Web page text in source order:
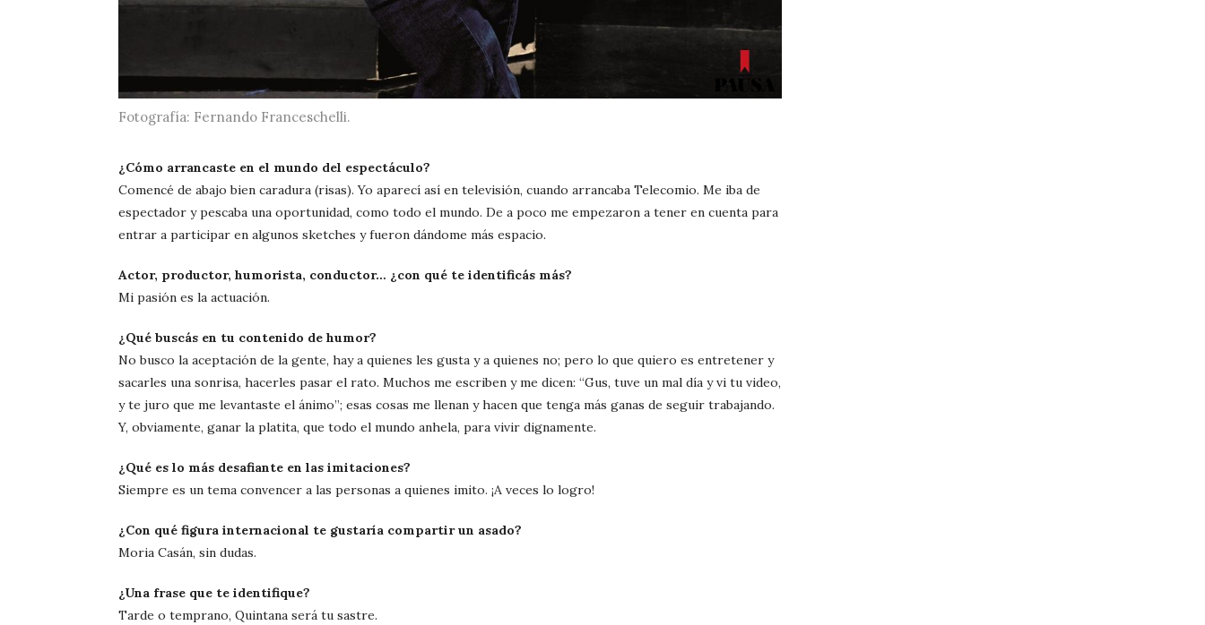
Fotografía: Fernando Franceschelli.
¿Cómo arrancaste en el mundo del espectáculo?
Comencé de abajo bien caradura (risas). Yo aparecí así en televisión, cuando arrancaba Telecomio. Me iba de
espectador y pescaba una oportunidad, como todo el mundo. De a poco me empezaron a tener en cuenta para
entrar a participar en algunos sketches y fueron dándome más espacio.
Actor, productor, humorista, conductor… ¿con qué te identificás más?
Mi pasión es la actuación.
¿Qué buscás en tu contenido de humor?
No busco la aceptación de la gente, hay a quienes les gusta y a quienes no; pero lo que quiero es entretener y
sacarles una sonrisa, hacerles pasar el rato. Muchos me escriben y me dicen: “Gus, tuve un mal día y vi tu video,
y te juro que me levantaste el ánimo”; esas cosas me llenan y hacen que tenga más ganas de seguir trabajando.
Y, obviamente, ganar la platita, que todo el mundo anhela, para vivir dignamente.
¿Qué es lo más desafiante en las imitaciones?
Siempre es un tema convencer a las personas a quienes imito. ¡A veces lo logro!
¿Con qué figura internacional te gustaría compartir un asado?
Moria Casán, sin dudas.
¿Una frase que te identifique?
Tarde o temprano, Quintana será tu sastre.